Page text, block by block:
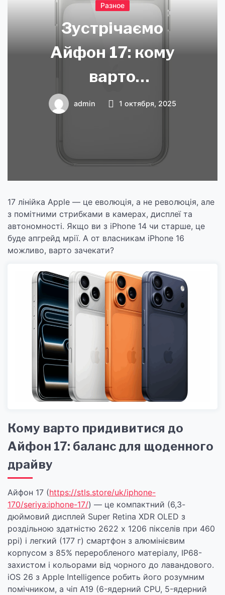
Разное
Зустрічаємо
Айфон 17: кому
варто
оновлюватися до
а кому поки що
стриматися?
admin 1 октября, 2025
17 лінійка Apple — це еволюція, а не революція, але
з помітними стрибками в камерах, дисплеї та
автономності. Якщо ви з iPhone 14 чи старше, це
буде апгрейд мрії. А от власникам iPhone 16
можливо, варто зачекати?
Кому варто придивитися до
Айфон 17: баланс для щоденного
драйву
Айфон 17 (https://stls.store/uk/iphone-
170/seriya:iphone-17/) — це компактний (6,3-
дюймовий дисплей Super Retina XDR OLED з
роздільною здатністю 2622 x 1206 пікселів при 460
ppi) і легкий (177 г) смартфон з алюмінієвим
корпусом з 85% переробленого матеріалу, IP68-
захистом і кольорами від чорного до лавандового.
iOS 26 з Apple Intelligence робить його розумним
помічником, а чіп A19 (6-ядерний CPU, 5-ядерний